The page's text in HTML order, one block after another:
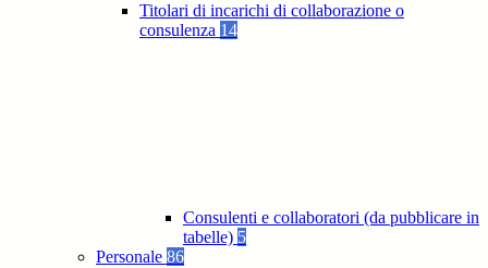
Titolari di incarichi di collaborazione o
consulenza 14
Consulenti e collaboratori (da pubblicare in
tabelle) 5
Personale 86